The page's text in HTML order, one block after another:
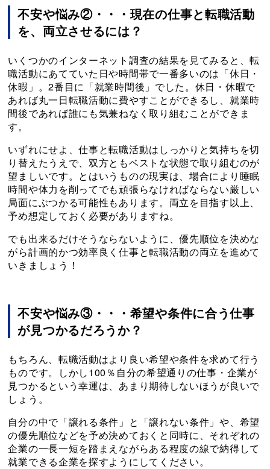
不安や悩み②・・・現在の仕事と転職活動
を、両立させるには？
いくつかのインターネット調査の結果を見てみると、転
職活動にあてていた日や時間帯で一番多いのは「休日・
休暇」。2番目に「就業時間後」でした。休日・休暇で
あれば丸一日転職活動に費やすことができるし、就業時
間後であれば誰にも気兼ねなく取り組むことができま
す。
いずれにせよ、仕事と転職活動はしっかりと気持ちを切
り替えたうえで、双方ともベストな状態で取り組むのが
望ましいです。とはいうものの現実は、場合により睡眠
時間や体力を削ってでも頑張らなければならない厳しい
局面にぶつかる可能性もあります。両立を目指す以上、
予め想定しておく必要がありますね。
でも出来るだけそうならないように、優先順位を決めな
がら計画的かつ効率良く仕事と転職活動の両立を進めて
いきましょう！
不安や悩み③・・・希望や条件に合う仕事
が見つかるだろうか？
もちろん、転職活動はより良い希望や条件を求めて行う
ものです。しかし100％自分の希望通りの仕事・企業が
見つかるという幸運は、あまり期待しないほうが良いで
しょう。
自分の中で「譲れる条件」と「譲れない条件」や、希望
の優先順位などを予め決めておくと同時に、それぞれの
企業の一長一短を踏まえながらある程度の線で納得して
就業できる企業を探すようにしてください。